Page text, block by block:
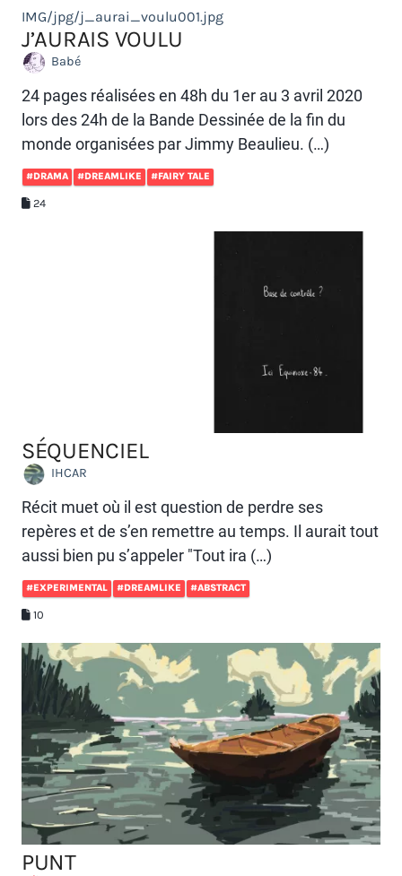
IMG/jpg/j_aurai_voulu001.jpg
J’AURAIS VOULU
Babé
24 pages réalisées en 48h du 1er au 3 avril 2020
lors des 24h de la Bande Dessinée de la fin du
monde organisées par Jimmy Beaulieu. (…)
#DRAMA #DREAMLIKE #FAIRY TALE
24
SÉQUENCIEL
IHCAR
Récit muet où il est question de perdre ses
repères et de s’en remettre au temps. Il aurait tout
aussi bien pu s’appeler "Tout ira (…)
#EXPERIMENTAL #DREAMLIKE #ABSTRACT
10
PUNT